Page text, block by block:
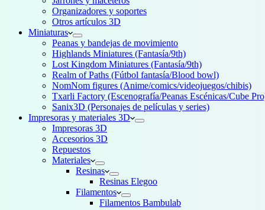
Organizadores y soportes
Otros artículos 3D
Miniaturas
Peanas y bandejas de movimiento
Highlands Miniatures (Fantasía/9th)
Lost Kingdom Miniatures (Fantasía/9th)
Realm of Paths (Fútbol fantasía/Blood bowl)
NomNom figures (Anime/comics/videojuegos/chibis)
Txarli Factory (Escenografía/Peanas Escénicas/Cube
Sanix3D (Personajes de películas y series)
Impresoras y materiales 3D
Impresoras 3D
Accesorios 3D
Repuestos
Materiales
Resinas
Resinas Elegoo
Filamentos
Filamentos Bambulab